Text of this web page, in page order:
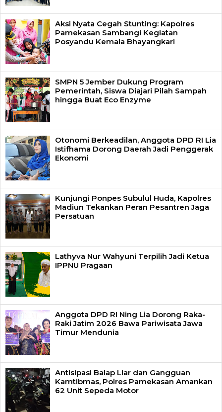
Aksi Nyata Cegah Stunting: Kapolres
Pamekasan Sambangi Kegiatan
Posyandu Kemala Bhayangkari
SMPN 5 Jember Dukung Program
Pemerintah, Siswa Diajari Pilah Sampah
hingga Buat Eco Enzyme
Otonomi Berkeadilan, Anggota DPD RI Lia
Istifhama Dorong Daerah Jadi Penggerak
Ekonomi
Kunjungi Ponpes Subulul Huda, Kapolres
Madiun Tekankan Peran Pesantren Jaga
Persatuan
Lathyva Nur Wahyuni Terpilih Jadi Ketua
IPPNU Pragaan
Anggota DPD RI Ning Lia Dorong Raka-
Raki Jatim 2026 Bawa Pariwisata Jawa
Timur Mendunia
Antisipasi Balap Liar dan Gangguan
Kamtibmas, Polres Pamekasan Amankan
62 Unit Sepeda Motor